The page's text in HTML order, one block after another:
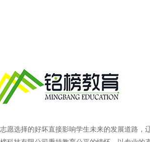
愿选择的好坏直接影响学生未来的发展道路，